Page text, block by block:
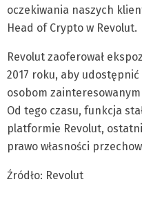
oczekiwania naszych
Head of Crypto w Revolut.
Revolut zaoferował
2017 roku, aby
osobom
Od tego czasu, funkcja
platformie Revolut,
prawo własności
Źródło: Revolut